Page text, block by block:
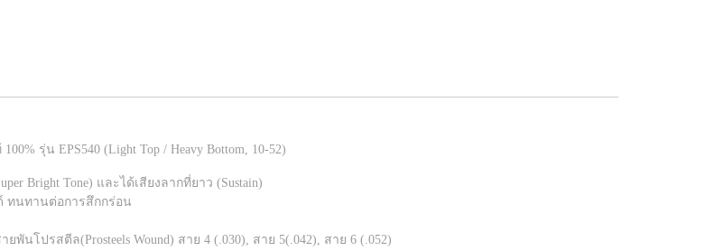
รุ่น EPS540 (Light Top / Heavy Bottom, 10-52)
Bright Tone) และได้เสียงลากที่ยาว (Sustain)
ทนทานต่อการสึกกร่อน
นโปรสตีล(Prosteels Wound) สาย 4 (.030), สาย 5(.042), สาย 6 (.052)